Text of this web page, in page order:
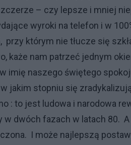
– czy lepsze i mniej
wyroki na telefon i w
przy którym nie tłucze się
każe nam patrzeć jednym
imię naszego świętego
jakim stopniu się
: to jest ludowa i narodowa
dwóch fazach w latach 80.
I może najlepszą